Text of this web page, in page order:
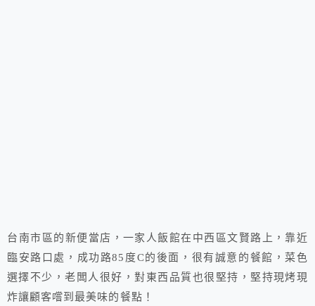
台南市區的新便當店，一家人飯館在中西區文賢路上，靠近
臨安路口處，成功路85度C的後面，很有誠意的餐館，菜色
選擇不少，老闆人很好，對東西品質也很堅持，堅持現烤現
炸讓顧客嚐到最美味的餐點！